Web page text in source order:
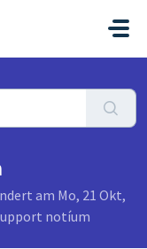
am Mo, 21 Okt,
notíum